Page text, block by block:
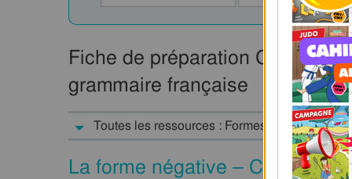
Fiche de préparation CE2 :
grammaire française
Toutes les ressources : Formes de phrases :
La forme négative – Ce2 –